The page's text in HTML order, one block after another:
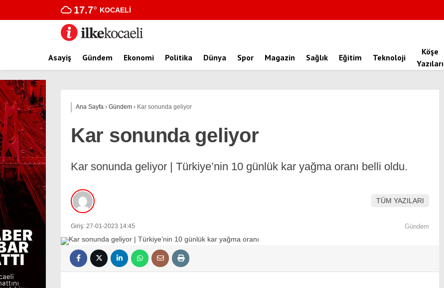
17.7° KOCAELI
Asayiş Gündem Ekonomi Politika Dünya Spor Magazin Sağlık Eğitim Teknoloji
Köşe
Yazıları
Ana Sayfa › Gündem › Kar sonunda geliyor
Kar sonunda geliyor
Kar sonunda geliyor | Türkiye’nin 10 günlük kar yağma oranı belli oldu.
TÜM YAZILARI
Giriş: 27-01-2023 14:45 Gündem